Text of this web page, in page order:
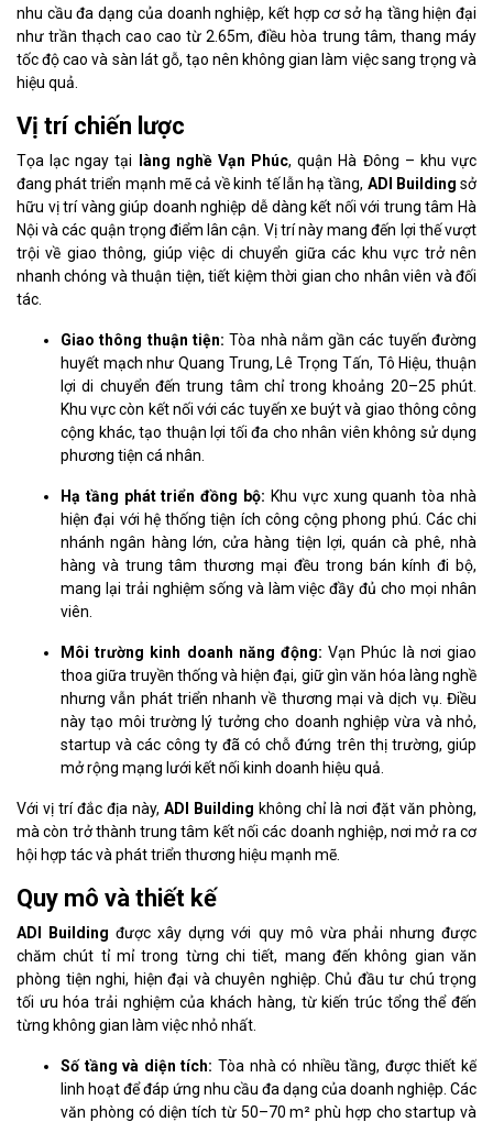
nhu cầu đa dạng của doanh nghiệp, kết hợp cơ sở hạ tầng hiện đại
như trần thạch cao cao từ 2.65m, điều hòa trung tâm, thang máy
tốc độ cao và sàn lát gỗ, tạo nên không gian làm việc sang trọng và
hiệu quả.
Vị trí chiến lược
Tọa lạc ngay tại làng nghề Vạn Phúc, quận Hà Đông – khu vực
đang phát triển mạnh mẽ cả về kinh tế lẫn hạ tầng, ADI Building sở
hữu vị trí vàng giúp doanh nghiệp dễ dàng kết nối với trung tâm Hà
Nội và các quận trọng điểm lân cận. Vị trí này mang đến lợi thế vượt
trội về giao thông, giúp việc di chuyển giữa các khu vực trở nên
nhanh chóng và thuận tiện, tiết kiệm thời gian cho nhân viên và đối
tác.
Giao thông thuận tiện: Tòa nhà nằm gần các tuyến đường
huyết mạch như Quang Trung, Lê Trọng Tấn, Tô Hiệu, thuận
lợi di chuyển đến trung tâm chỉ trong khoảng 20–25 phút.
Khu vực còn kết nối với các tuyến xe buýt và giao thông công
cộng khác, tạo thuận lợi tối đa cho nhân viên không sử dụng
phương tiện cá nhân.
Hạ tầng phát triển đồng bộ: Khu vực xung quanh tòa nhà
hiện đại với hệ thống tiện ích công cộng phong phú. Các chi
nhánh ngân hàng lớn, cửa hàng tiện lợi, quán cà phê, nhà
hàng và trung tâm thương mại đều trong bán kính đi bộ,
mang lại trải nghiệm sống và làm việc đầy đủ cho mọi nhân
viên.
Môi trường kinh doanh năng động: Vạn Phúc là nơi giao
thoa giữa truyền thống và hiện đại, giữ gìn văn hóa làng nghề
nhưng vẫn phát triển nhanh về thương mại và dịch vụ. Điều
này tạo môi trường lý tưởng cho doanh nghiệp vừa và nhỏ,
startup và các công ty đã có chỗ đứng trên thị trường, giúp
mở rộng mạng lưới kết nối kinh doanh hiệu quả.
Với vị trí đắc địa này, ADI Building không chỉ là nơi đặt văn phòng,
mà còn trở thành trung tâm kết nối các doanh nghiệp, nơi mở ra cơ
hội hợp tác và phát triển thương hiệu mạnh mẽ.
Quy mô và thiết kế
ADI Building được xây dựng với quy mô vừa phải nhưng được
chăm chút tỉ mỉ trong từng chi tiết, mang đến không gian văn
phòng tiện nghi, hiện đại và chuyên nghiệp. Chủ đầu tư chú trọng
tối ưu hóa trải nghiệm của khách hàng, từ kiến trúc tổng thể đến
từng không gian làm việc nhỏ nhất.
Số tầng và diện tích: Tòa nhà có nhiều tầng, được thiết kế
linh hoạt để đáp ứng nhu cầu đa dạng của doanh nghiệp. Các
văn phòng có diện tích từ 50–70 m² phù hợp cho startup và